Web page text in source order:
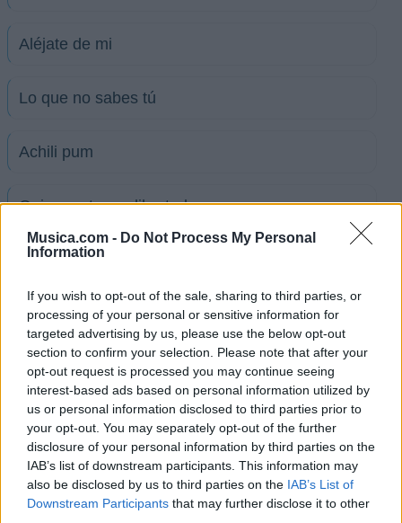
Musica.com - Do Not Process My Personal
Information
If you wish to opt-out of the sale, sharing to third parties, or
processing of your personal or sensitive information for
targeted advertising by us, please use the below opt-out
section to confirm your selection. Please note that after your
opt-out request is processed you may continue seeing
interest-based ads based on personal information utilized by
us or personal information disclosed to third parties prior to
your opt-out. You may separately opt-out of the further
disclosure of your personal information by third parties on the
IAB’s list of downstream participants. This information may
also be disclosed by us to third parties on the IAB’s List of
Downstream Participants that may further disclose it to other
Aléjate de mi
Lo que no sabes tú
Achili pum
Quiero estar en libertad
Ver todas sus letras por orden alfabético
+ Los Bam Band
Biografía Ranking Fotos Foro
Añadir Letra
Ranking de Los Bam Band
Los Bam Band no está entre los 500 artistas más
apoyados y visitados de esta semana.